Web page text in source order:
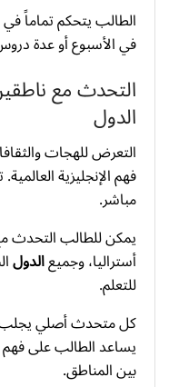
الطالب يتحكم تماماً
في الأسبوع أو عدة
التحدث مع
الدول
التعرض للهجات
فهم الإنجليزية
مباشر.
يمكن للطالب التحدث
أستراليا، وجميعالدول
للتعلم.
كل متحدث أصلي يجلب
يساعد الطالب على فهم
بين المناطق.